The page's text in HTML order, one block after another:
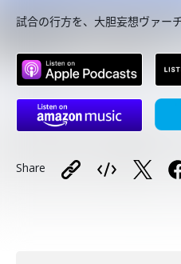
試合の行方を、大胆妄想ヴァー
Share